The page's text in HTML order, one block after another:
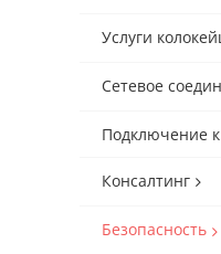
Услуги
Сетевое
Подключение
Консалтинг
Безопасность